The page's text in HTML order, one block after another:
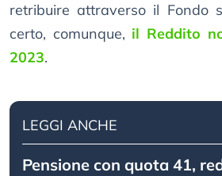
retribuire attraverso il Fondo
certo, comunque, il Reddito
2023.
LEGGI ANCHE
Pensione con quota 41,